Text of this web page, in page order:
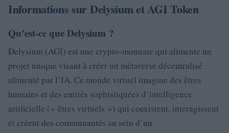
Informations sur Delysium et AGI Token
Qu’est-ce que Delysium ?
Delysium (AGI) est une crypto-monnaie qui alimente un
projet unique visant à créer un métaverse décentralisé
alimenté par l’IA. Ce monde virtuel imagine des êtres
humains et des entités sophistiquées d’intelligence
artificielle (« êtres virtuels ») qui coexistent, interagissent
et créent des communautés au sein d’un